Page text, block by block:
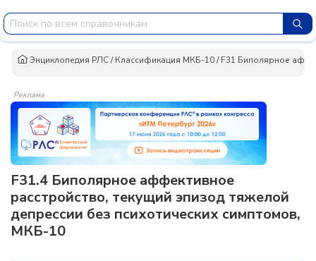
Энциклопедия РЛС/Классификация МКБ-10/F31 Биполярное
Реклама
F31.4 Биполярное аффективное
расстройство, текущий эпизод тяжелой
депрессии без психотических симптомов,
МКБ-10